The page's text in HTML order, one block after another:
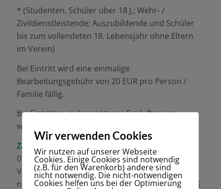
* (Studenten, Schüler über 18 J.; Wehr- /
Zivildienstleistende; Auszubildende und Schüler
bis zum vollendeten 18. Lebensjahr ohne Eltern
im Verein)
Bei Eintritt wird eine einmalige
Bearbeitungsgebühr von 20 EUR pro Person /
Familie fällig.
Bei Eintritten in der späteren Freiluftsaison
werden Rabatte gewährt.
Zahlungsbedingungen:
Die Beiträge werden zum
01.04. jeden Jahres eingezogen. Hierzu ist dem
Verein eine Einzugsermächtigung zu erteilen. Bei
nicht fristgerechter Zahlung wird satzungsgemäß
Wir verwenden Cookies
Wir nutzen auf unserer Webseite
Cookies. Einige Cookies sind notwendig
(z.B. für den Warenkorb) andere sind
nicht notwendig. Die nicht-notwendigen
Cookies helfen uns bei der Optimierung